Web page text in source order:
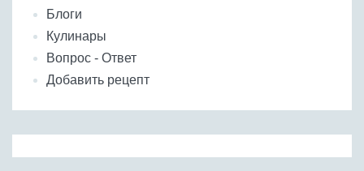
Блоги
Кулинары
Вопрос - Ответ
Добавить рецепт